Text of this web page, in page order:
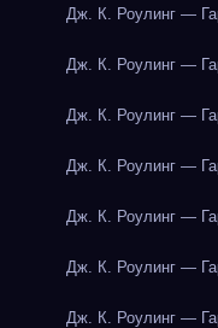
Дж. К. Роулинг —
Дж. К. Роулинг —
Дж. К. Роулинг —
Дж. К. Роулинг —
Дж. К. Роулинг —
Дж. К. Роулинг —
Дж. К. Роулинг —